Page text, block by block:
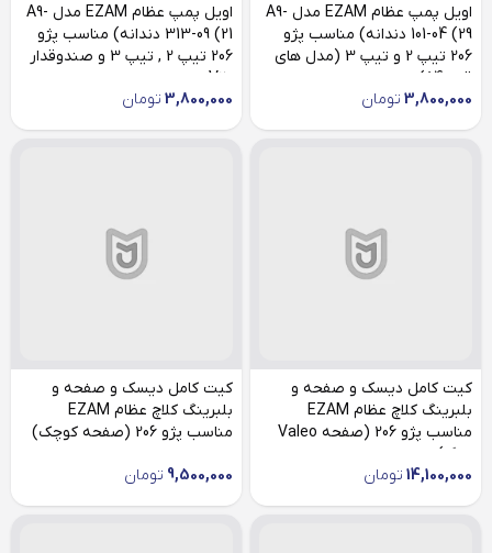
اویل پمپ عظام EZAM مدل A9-
101-04 (29 دندانه) مناسب پژو
206 تیپ 2 و تیپ 3 (مدل های
قبل 84)
3,800,000 تومان
اویل پمپ عظام EZAM مدل A9-
313-09 (21 دندانه) مناسب پژو
206 تیپ 2 , تیپ 3 و صندوقدار
V20
3,800,000 تومان
کیت کامل دیسک و صفحه و
بلبرینگ کلاچ عظام EZAM
مناسب پژو 206 (صفحه Valeo
بزرگ)
14,100,000 تومان
کیت کامل دیسک و صفحه و
بلبرینگ کلاچ عظام EZAM
مناسب پژو 206 (صفحه کوچک)
9,500,000 تومان